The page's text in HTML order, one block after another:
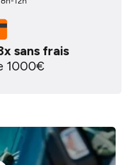
en aluminium
exigeantes et à
garantit une
minimal.
équipe
choix à l’installation.
sans frais
1000€